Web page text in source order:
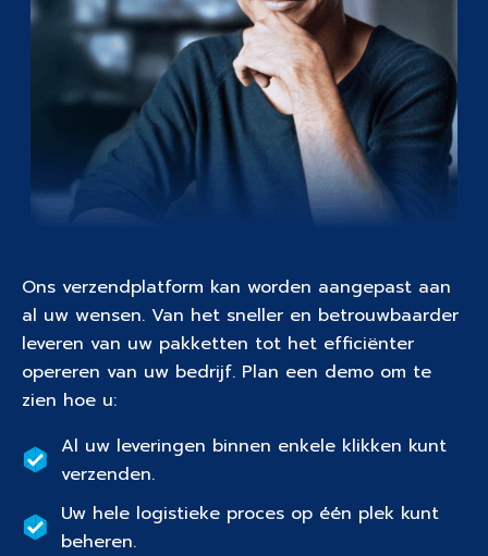
Ons verzendplatform kan worden aangepast aan
al uw wensen. Van het sneller en betrouwbaarder
leveren van uw pakketten tot het efficiënter
opereren van uw bedrijf. Plan een demo om te
zien hoe u:
Al uw leveringen binnen enkele klikken kunt
verzenden.
Uw hele logistieke proces op één plek kunt
beheren.